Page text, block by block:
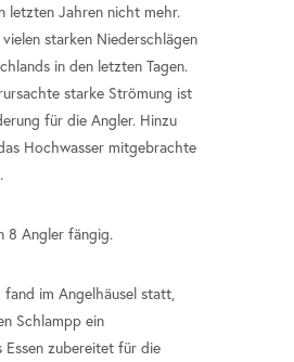
letzten Jahren nicht mehr.
starken Niederschlägen
in den letzten Tagen.
starke Strömung ist
für die Angler. Hinzu
Hochwasser mitgebrachte
8 Angler fängig.
fand im Angelhäusel statt,
Schlampp ein
Essen zubereitet für die